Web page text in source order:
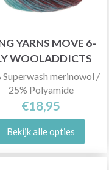
YARNS MOVE 6-
WOOLADDICTS
Superwash merinowol /
25% Polyamide
€18,95
Bekijk alle opties